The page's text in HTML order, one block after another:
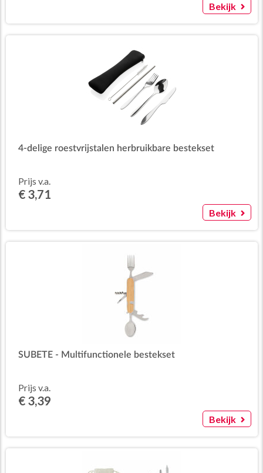
Bekijk
4-delige roestvrijstalen herbruikbare bestekset
Prijs v.a.
€ 3,71
Bekijk
SUBETE - Multifunctionele bestekset
Prijs v.a.
€ 3,39
Bekijk